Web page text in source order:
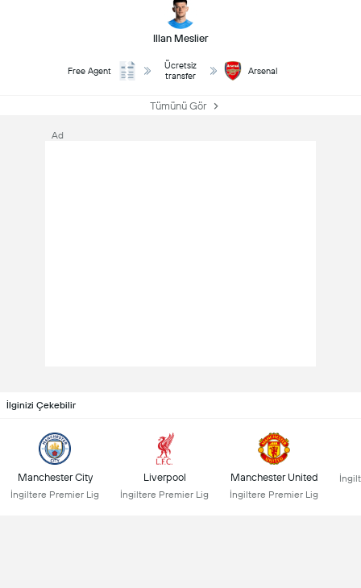
Illan Meslier
Free Agent
Ücretsiz
transfer
Arsenal
Tümünü Gör
Ad
İlginizi Çekebilir
Manchester City
İngiltere Premier Lig
Liverpool
İngiltere Premier Lig
Manchester United
İngiltere Premier Lig